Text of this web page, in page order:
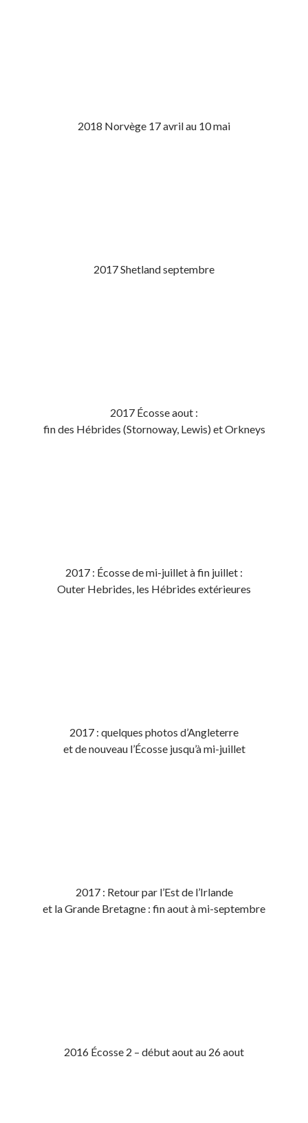
2018 Norvège 17 avril au 10 mai
2017 Shetland septembre
2017 Écosse aout :
fin des Hébrides (Stornoway, Lewis) et Orkneys
2017 : Écosse de mi-juillet à fin juillet :
Outer Hebrides, les Hébrides extérieures
2017 : quelques photos d’Angleterre
et de nouveau l’Écosse jusqu’à mi-juillet
2017 : Retour par l’Est de l’Irlande
et la Grande Bretagne : fin aout à mi-septembre
2016 Écosse 2 – début aout au 26 aout